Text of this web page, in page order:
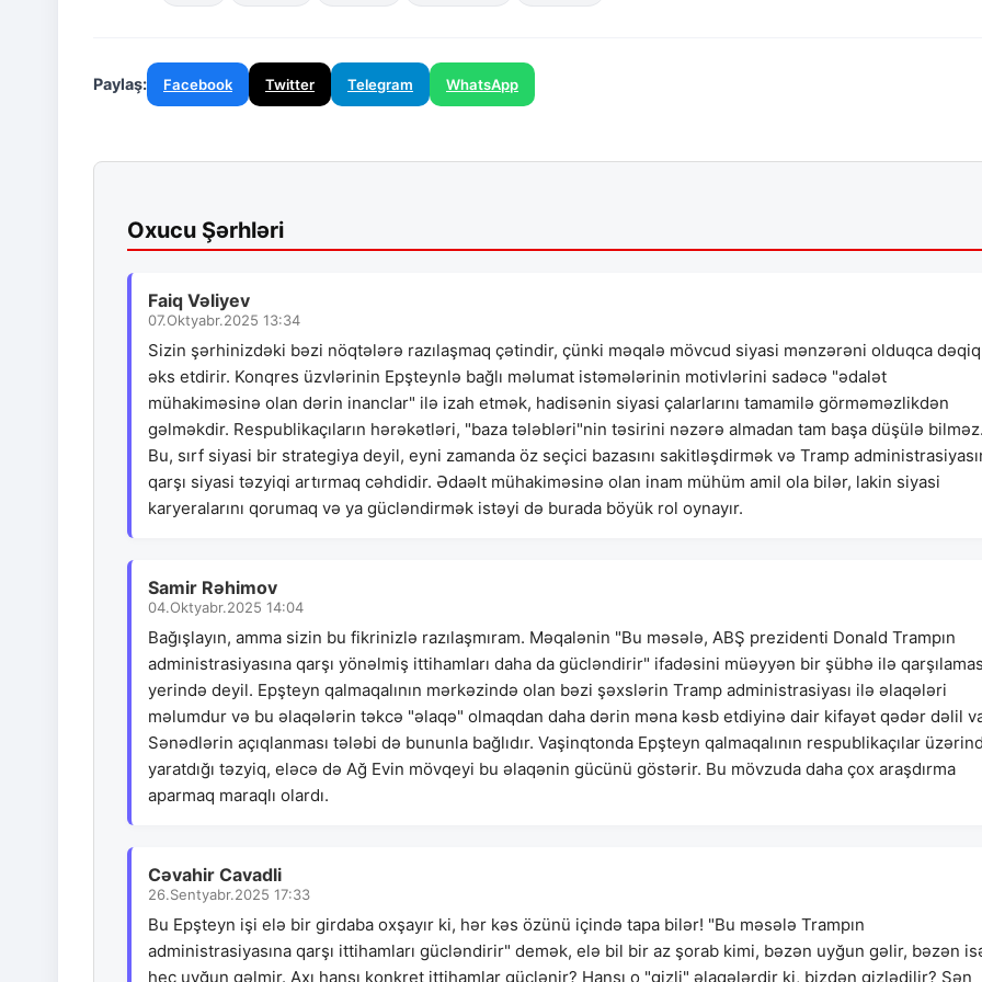
Paylaş: Facebook Twitter Telegram WhatsApp
Oxucu Şərhləri
Faiq Vəliyev
07.Oktyabr.2025 13:34
Sizin şərhinizdəki bəzi nöqtələrə razılaşmaq çətindir, çünki məqalə mövcud siyasi mənzərəni olduqca dəqiq
əks etdirir. Konqres üzvlərinin Epşteynlə bağlı məlumat istəmələrinin motivlərini sadəcə "ədalət
mühakiməsinə olan dərin inanclar" ilə izah etmək, hadisənin siyasi çalarlarını tamamilə görməməzlikdən
gəlməkdir. Respublikaçıların hərəkətləri, "baza tələbləri"nin təsirini nəzərə almadan tam başa düşülə bilməz.
Bu, sırf siyasi bir strategiya deyil, eyni zamanda öz seçici bazasını sakitləşdirmək və Tramp
qarşı siyasi təzyiqi artırmaq cəhdidir. Ədaəlt mühakiməsinə olan inam mühüm amil ola bilər, lakin siyasi
karyeralarını qorumaq və ya gücləndirmək istəyi də burada böyük rol oynayır.
Samir Rəhimov
04.Oktyabr.2025 14:04
Bağışlayın, amma sizin bu fikrinizlə razılaşmıram. Məqalənin "Bu məsələ, ABŞ prezidenti Donald Trampın
administrasiyasına qarşı yönəlmiş ittihamları daha da gücləndirir" ifadəsini müəyyən bir şübhə ilə
yerində deyil. Epşteyn qalmaqalının mərkəzində olan bəzi şəxslərin Tramp administrasiyası ilə əlaqələri
məlumdur və bu əlaqələrin təkcə "əlaqə" olmaqdan daha dərin məna kəsb etdiyinə dair kifayət qədər dəlil
Sənədlərin açıqlanması tələbi də bununla bağlıdır. Vaşinqtonda Epşteyn qalmaqalının respublikaçılar
yaratdığı təzyiq, eləcə də Ağ Evin mövqeyi bu əlaqənin gücünü göstərir. Bu mövzuda daha çox araşdırma
aparmaq maraqlı olardı.
Cəvahir Cavadli
26.Sentyabr.2025 17:33
Bu Epşteyn işi elə bir girdaba oxşayır ki, hər kəs özünü içində tapa bilər! "Bu məsələ Trampın
administrasiyasına qarşı ittihamları gücləndirir" demək, elə bil bir az şorab kimi, bəzən uyğun gəlir, bəzən
heç uyğun gəlmir. Axı hansı konkret ittihamlar güclənir? Hansı o "gizli" əlaqələrdir ki, bizdən gizlədilir? Sən